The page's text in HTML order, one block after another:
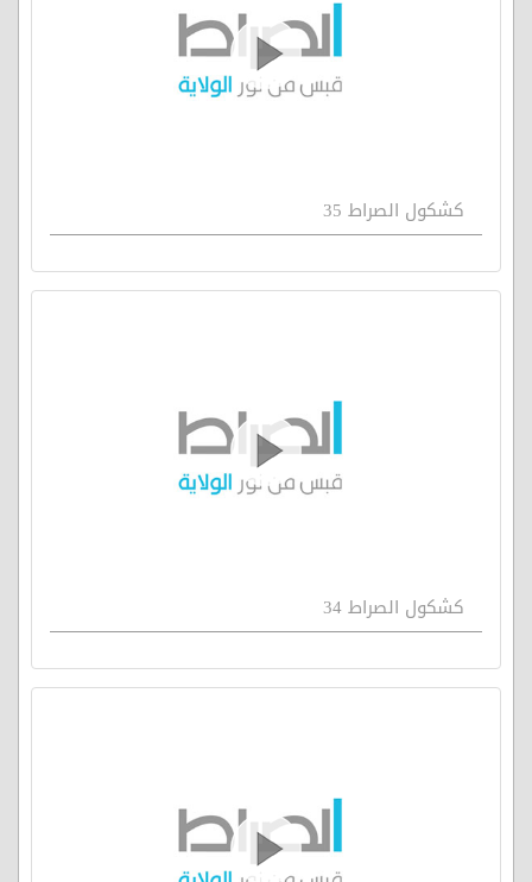
كشكول الصراط 35
كشكول الصراط 34